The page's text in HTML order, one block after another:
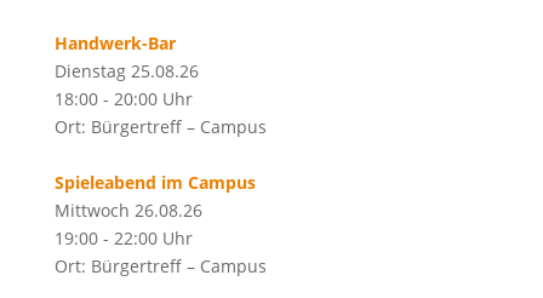
Handwerk-Bar
Dienstag 25.08.26
18:00 - 20:00 Uhr
Ort: Bürgertreff – Campus
Spieleabend im Campus
Mittwoch 26.08.26
19:00 - 22:00 Uhr
Ort: Bürgertreff – Campus